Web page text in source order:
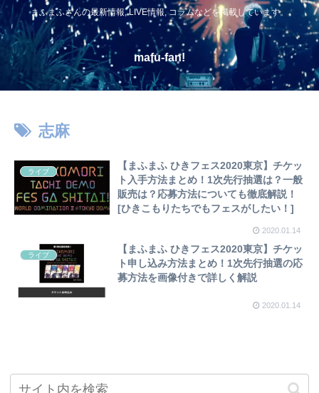
まふまふさんの最新情報, LIVE情報, コラムなどを掲載しています。
mafu-fan!
志麻
ライブ
【まふまふ ひきフェス2020東京】チケッ
ト入手方法まとめ！1次先行抽選は？一般
販売は？応募方法についても徹底解説！
[ひきこもりたちでもフェスがしたい！]
2020.01.14
ライブ
【まふまふ ひきフェス2020東京】チケッ
ト申し込み方法まとめ！1次先行抽選の応
募方法を画像付きで詳しく解説
2020.01.14